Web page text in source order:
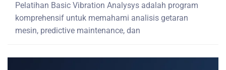
Pelatihan Basic Vibration Analysys adalah program
komprehensif untuk memahami analisis getaran
mesin, predictive maintenance, dan